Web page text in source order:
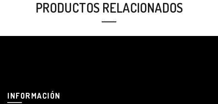
PRODUCTOS RELACIONADOS
INFORMACIÓN